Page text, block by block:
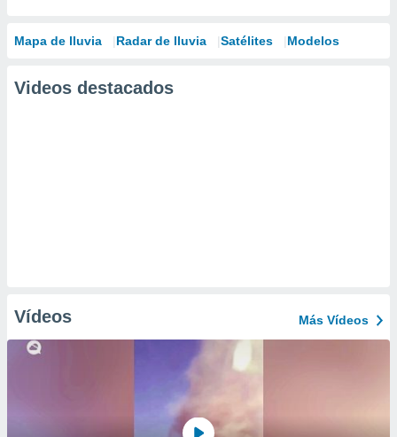
Mapa de lluvia Radar de lluvia Satélites Modelos
Videos destacados
Vídeos Más Vídeos